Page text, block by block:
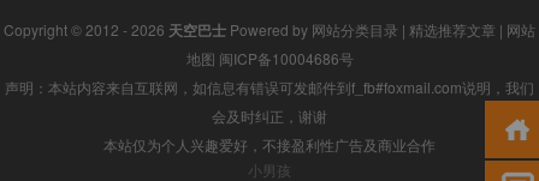
Copyright © 2012 - 2026 天空巴士 Powered by 网站分类目录 | 精选推荐文章 | 网站
地图 闽ICP备10004686号
声明：本站内容来自互联网，如信息有错误可发邮件到f_fb#foxmail.com说明，我们
会及时纠正，谢谢
本站仅为个人兴趣爱好，不接盈利性广告及商业合作
小男孩